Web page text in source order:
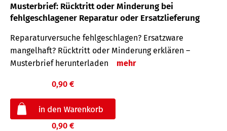
Musterbrief: Rücktritt oder Minderung bei
fehlgeschlagener Reparatur oder Ersatzlieferung
Reparaturversuche fehlgeschlagen? Ersatzware
mangelhaft? Rücktritt oder Minderung erklären –
Musterbrief herunterladen
mehr
0,90 €
0,90 €